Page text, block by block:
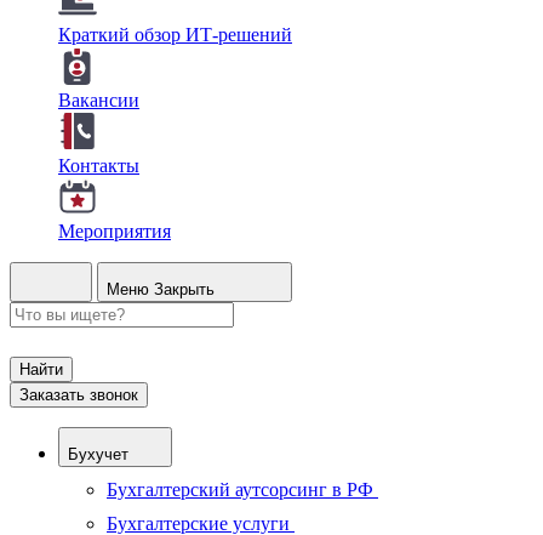
Краткий обзор ИТ-решений
Вакансии
Контакты
Мероприятия
Меню Закрыть
Найти
Заказать звонок
Бухучет
Бухгалтерский аутсорсинг в РФ
Бухгалтерские услуги